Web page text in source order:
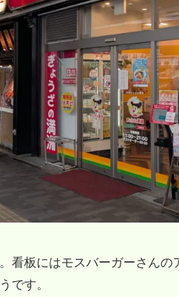
看板にはモスバーガーさんの
です。